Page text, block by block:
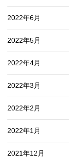
2022年6月
2022年5月
2022年4月
2022年3月
2022年2月
2022年1月
2021年12月